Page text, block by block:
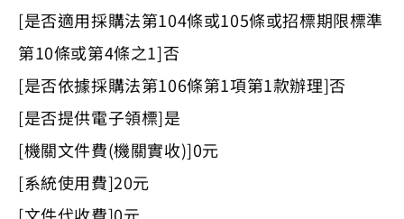
[是否適用採購法第104條或105條或招標期限標準
第10條或第4條之1]否
[是否依據採購法第106條第1項第1款辦理]否
[是否提供電子領標]是
[機關文件費(機關實收)]0元
[系統使用費]20元
[文件代收費]0元